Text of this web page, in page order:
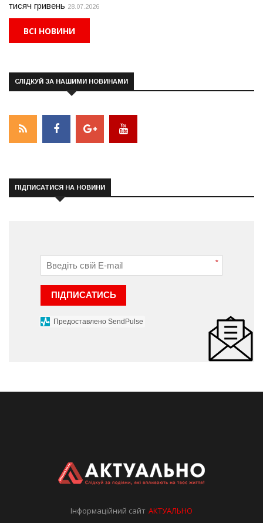
тисяч гривень 28.07.2026
ВСІ НОВИНИ
СЛІДКУЙ ЗА НАШИМИ НОВИНАМИ
ПІДПИСАТИСЯ НА НОВИНИ
*
ПІДПИСАТИСЬ
Предоставлено SendPulse
Інформаційний сайтАКТУАЛЬНО